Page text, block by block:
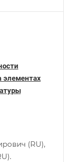
элементах
(RU),